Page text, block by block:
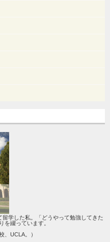
学した私。「どうやって勉強してきた
を綴っています。
、UCLA。）